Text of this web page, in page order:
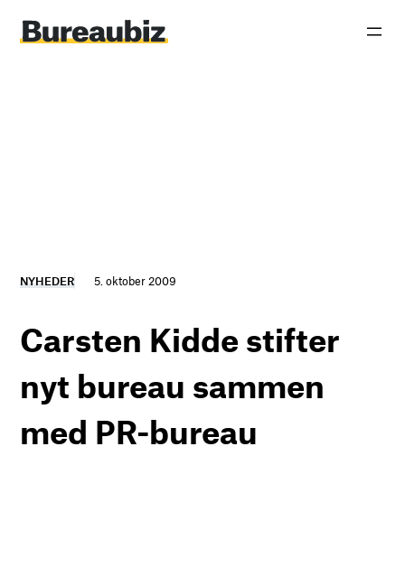
indhold
NYHEDER 5. oktober 2009
Carsten Kidde stifter
nyt bureau sammen
med PR-bureau